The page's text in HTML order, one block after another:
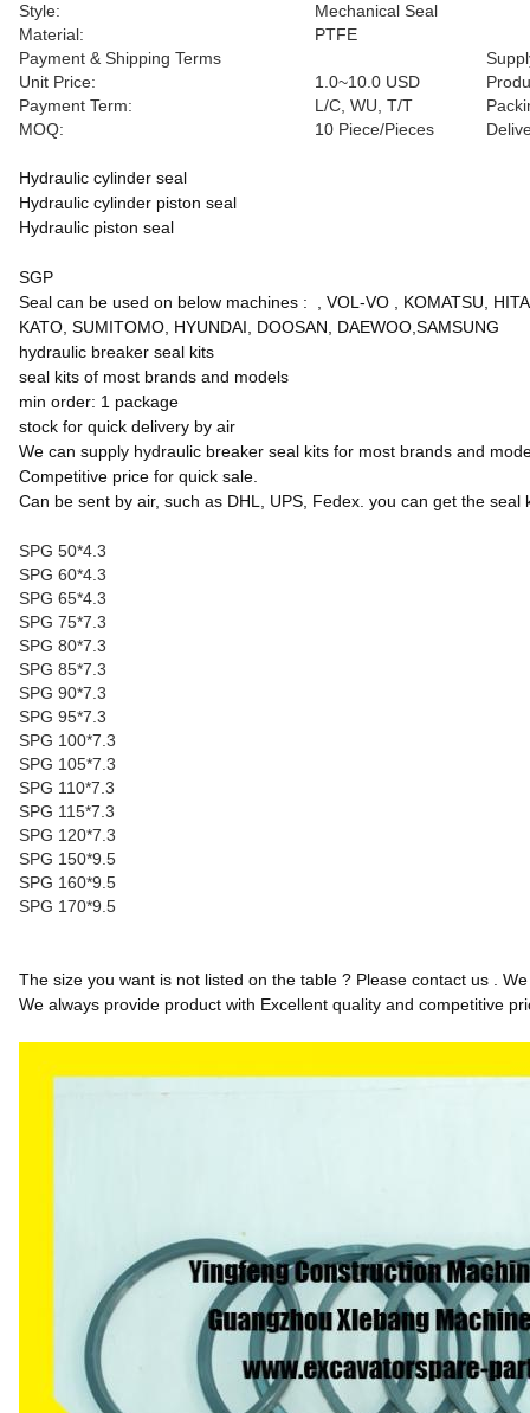
Style:
Mechanical Seal
Material:
PTFE
Payment & Shipping Terms
Unit Price:
1.0~10.0 USD
Payment Term:
L/C, WU, T/T
MOQ:
10 Piece/Pieces
Hydraulic cylinder seal
Hydraulic cylinder piston seal
Hydraulic piston seal
SGP
Seal can be used on below machines : , VOL-VO , KOMATSU,
KATO, SUMITOMO, HYUNDAI, DOOSAN, DAEWOO,SAMSUNG
hydraulic breaker seal kits
seal kits of most brands and models
min order: 1 package
stock for quick delivery by air
We can supply hydraulic breaker seal kits for most brands and
Competitive price for quick sale.
Can be sent by air, such as DHL, UPS, Fedex. you can get the
SPG 50*4.3
SPG 60*4.3
SPG 65*4.3
SPG 75*7.3
SPG 80*7.3
SPG 85*7.3
SPG 90*7.3
SPG 95*7.3
SPG 100*7.3
SPG 105*7.3
SPG 110*7.3
SPG 115*7.3
SPG 120*7.3
SPG 150*9.5
SPG 160*9.5
SPG 170*9.5
The size you want is not listed on the table ? Please contact us .
We always provide product with Excellent quality and competitive